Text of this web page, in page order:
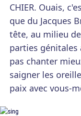
CHIER. Ouais,
que du Jacques
tête, au milieu
parties génitales
pas chanter
saigner les
paix avec vous-